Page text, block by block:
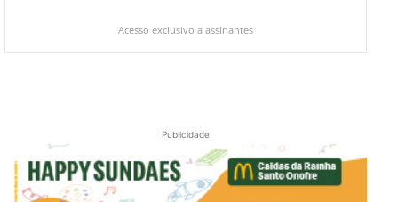
Acesso exclusivo a assinantes
Publicidade